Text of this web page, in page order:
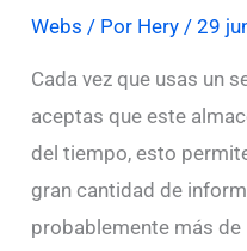
Webs / Por Hery /29
Cada vez que usas un
aceptas que este
del tiempo, esto
gran cantidad de
probablemente más de